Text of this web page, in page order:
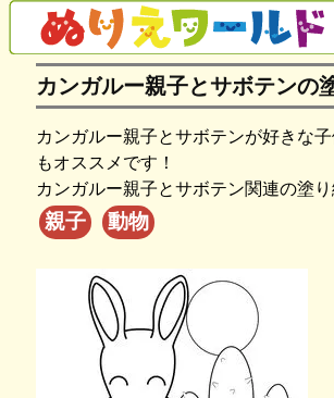
カンガルー親子とサボテンの
カンガルー親子とサボテンが好きな
もオススメです！
カンガルー親子とサボテン関連の塗
親子 動物